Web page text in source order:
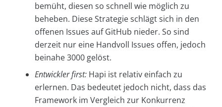
bemüht, diesen so schnell wie möglich zu
beheben. Diese Strategie schlägt sich in den
offenen Issues auf GitHub nieder. So sind
derzeit nur eine Handvoll Issues offen, jedoch
beinahe 3000 gelöst.
Entwickler first: Hapi ist relativ einfach zu
erlernen. Das bedeutet jedoch nicht, dass das
Framework im Vergleich zur Konkurrenz